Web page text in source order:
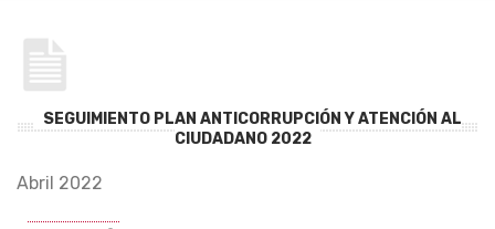
SEGUIMIENTO PLAN ANTICORRUPCIÓN Y ATENCIÓN AL
CIUDADANO 2022
Abril 2022